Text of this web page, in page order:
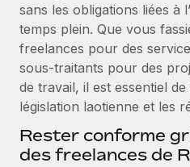
Demandez aux experts
Recevez des conseils
l’international et la
Contrôles d’antécédents
Simplifiez vos processus
candidats
Explorez avec nous vos
Remote Build
Bientôt
Conseil en intégrations et
ÉTUDES DE CAS
Données sur les salaires
Centre de ressources
Obtenir de l’aide
Voir toutes les ressources
sans les obligations liées à
temps plein. Que vous
freelances pour des
sous-traitants pour des
de travail, il est essentiel
législation laotienne et les
Rester conforme
des freelances de